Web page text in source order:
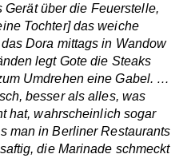
über die Feuerstelle,
Tochter] das weiche
Dora mittags in Wandow
legt Gote die Steaks
Umdrehen eine Gabel. …
besser als alles, was
hat, wahrscheinlich sogar
man in Berliner Restaurants
die Marinade schmeckt